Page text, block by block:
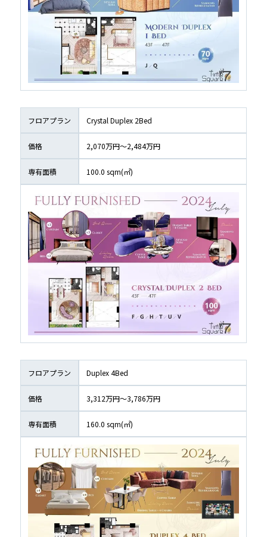
フロアプラン Crystal Duplex 2Bed
価格 2,070万円〜2,484万円
専有面積 100.0 sqm(㎡)
フロアプラン Duplex 4Bed
価格 3,312万円〜3,786万円
専有面積 160.0 sqm(㎡)